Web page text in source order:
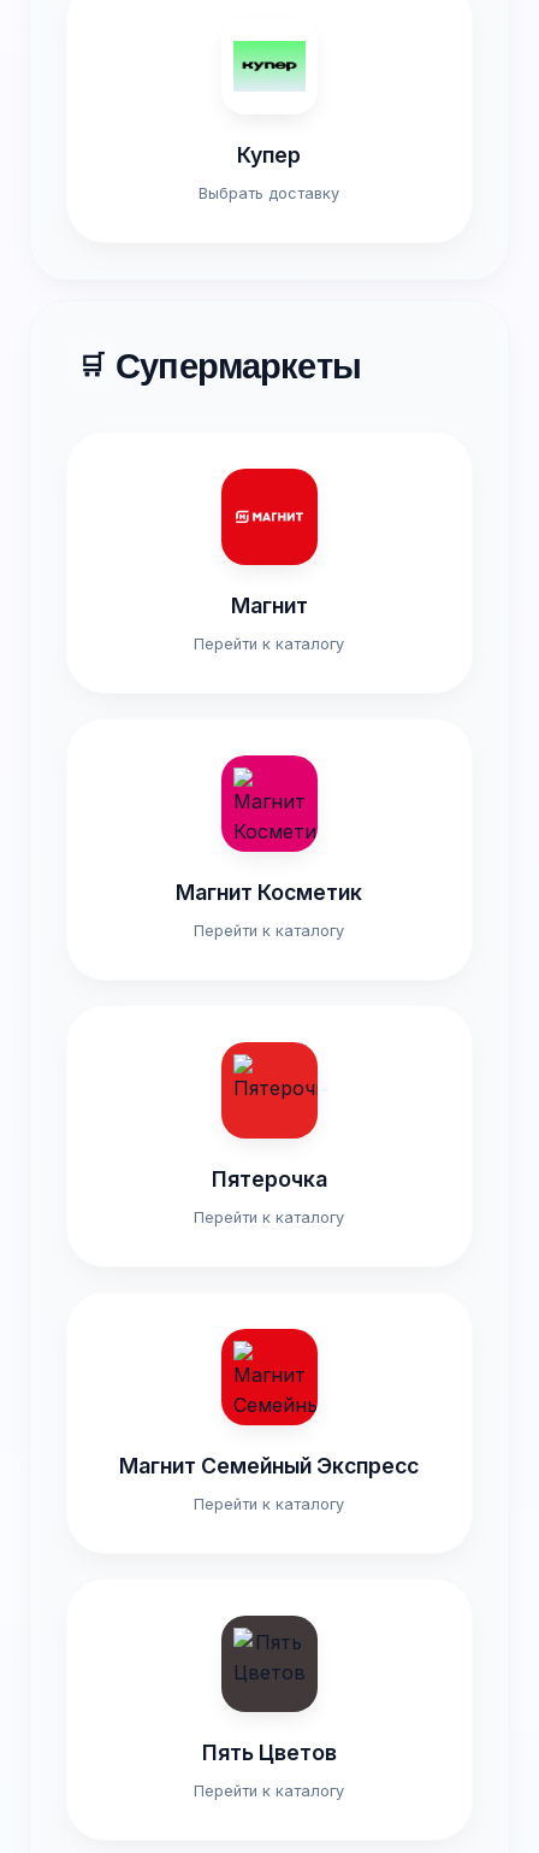
Купер
Выбрать доставку
🛒 Супермаркеты
Магнит
Перейти к каталогу
Магнит Косметик
Перейти к каталогу
Пятерочка
Перейти к каталогу
Магнит Семейный Экспресс
Перейти к каталогу
Пять Цветов
Перейти к каталогу